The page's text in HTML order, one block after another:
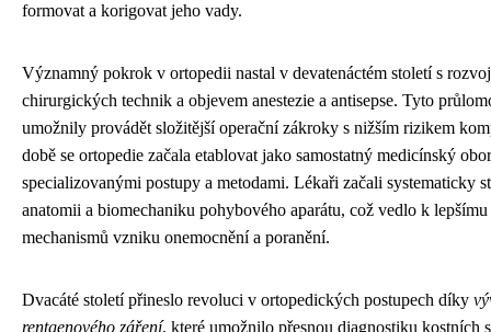
formovat a korigovat jeho vady.
Významný pokrok v ortopedii nastal v devatenáctém století s
chirurgických technik a objevem anestezie a antisepse. Tyto
umožnily provádět složitější operační zákroky s nižším rizikem
době se ortopedie začala etablovat jako samostatný medicínský
specializovanými postupy a metodami. Lékaři začali systematicky
anatomii a biomechaniku pohybového aparátu, což vedlo k
mechanismů vzniku onemocnění a poranění.
Dvacáté století přineslo revoluci v ortopedických postupech díky
rentgenového záření, které umožnilo přesnou diagnostiku kostních